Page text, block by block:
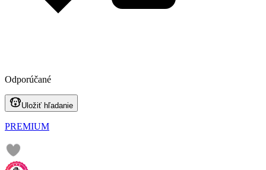
Odporúčané
Uložiť hľadanie
PREMIUM